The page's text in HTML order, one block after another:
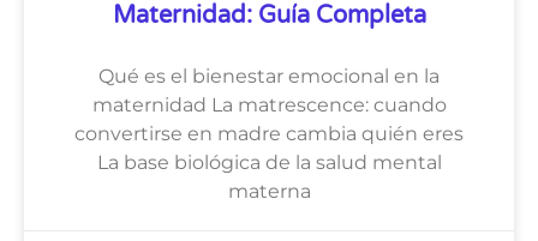
Maternidad: Guía Completa
Qué es el bienestar emocional en la
maternidad La matrescence: cuando
convertirse en madre cambia quién eres
La base biológica de la salud mental
materna